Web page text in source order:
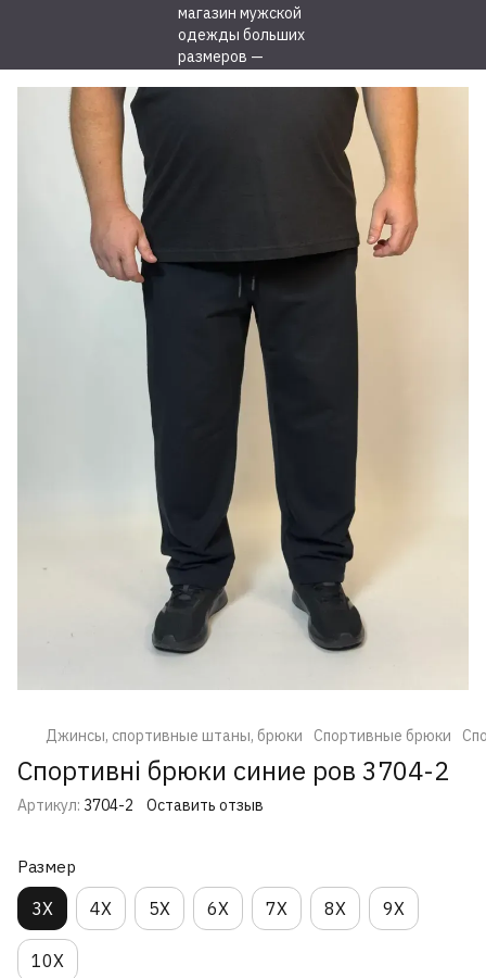
Джинсы, спортивные штаны, брюки Спортивные брюки
Спортивні брюки синие ров 3704-2
Артикул: 3704-2 Оставить отзыв
Размер
3X 4X 5X 6X 7X 8X 9X
10X